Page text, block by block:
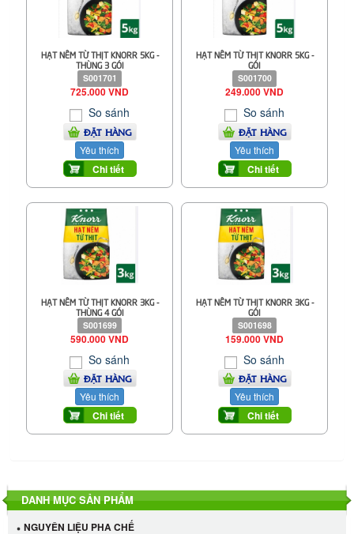
HẠT NÊM TỪ THỊT KNORR 5KG -
THÙNG 3 GÓI
S001701
725.000 VND
So sánh
ĐẶT HÀNG
Yêu thích
Chi tiết
HẠT NÊM TỪ THỊT KNORR 5KG -
GÓI
S001700
249.000 VND
So sánh
ĐẶT HÀNG
Yêu thích
Chi tiết
HẠT NÊM TỪ THỊT KNORR 3KG -
THÙNG 4 GÓI
S001699
590.000 VND
So sánh
ĐẶT HÀNG
Yêu thích
Chi tiết
HẠT NÊM TỪ THỊT KNORR 3KG -
GÓI
S001698
159.000 VND
So sánh
ĐẶT HÀNG
Yêu thích
Chi tiết
DANH MỤC SẢN PHẨM
NGUYÊN LIỆU PHA CHẾ